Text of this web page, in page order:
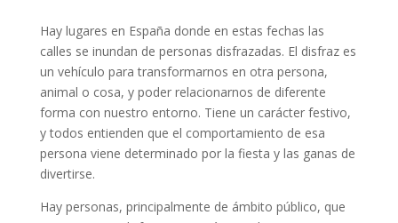
Hay lugares en España donde en estas fechas las
calles se inundan de personas disfrazadas. El disfraz es
un vehículo para transformarnos en otra persona,
animal o cosa, y poder relacionarnos de diferente
forma con nuestro entorno. Tiene un carácter festivo,
y todos entienden que el comportamiento de esa
persona viene determinado por la fiesta y las ganas de
divertirse.
Hay personas, principalmente de ámbito público, que